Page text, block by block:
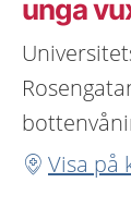
unga
Visa på